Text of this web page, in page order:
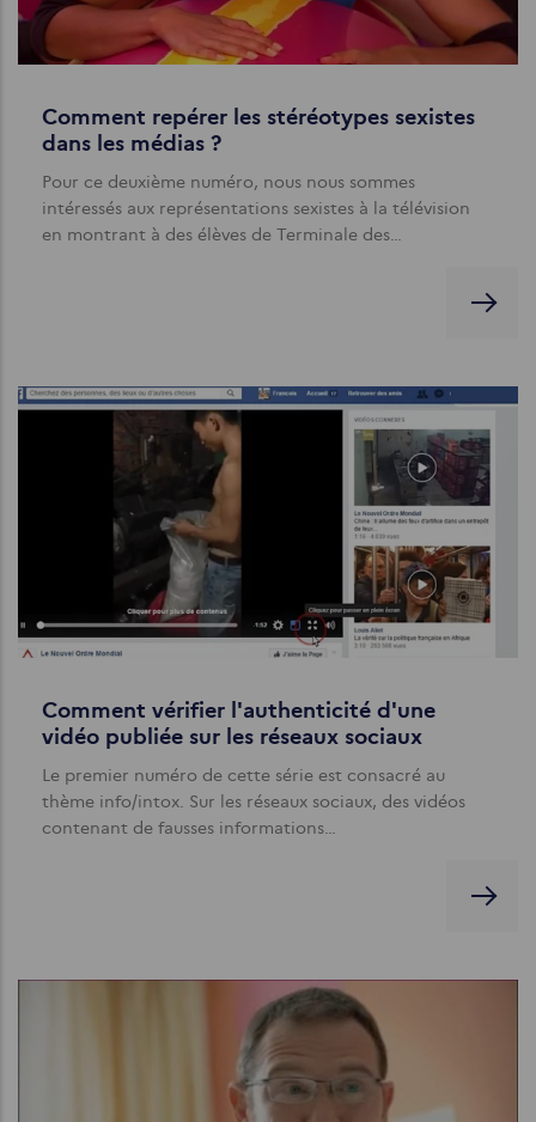
Comment repérer les stéréotypes sexistes
dans les médias ?
Pour ce deuxième numéro, nous nous sommes
intéressés aux représentations sexistes à la télévision
en montrant à des élèves de Terminale des…
Comment vérifier l'authenticité d'une
vidéo publiée sur les réseaux sociaux
Le premier numéro de cette série est consacré au
thème info/intox. Sur les réseaux sociaux, des vidéos
contenant de fausses informations…